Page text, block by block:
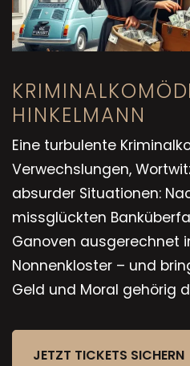
HINKELMANN
Eine turbulente
Verwechslungen,
absurder Situationen:
missglückten
Ganoven ausgerechnet
Nonnenkloster – und
Geld und Moral gehörig
JETZT TICKETS SICHERN